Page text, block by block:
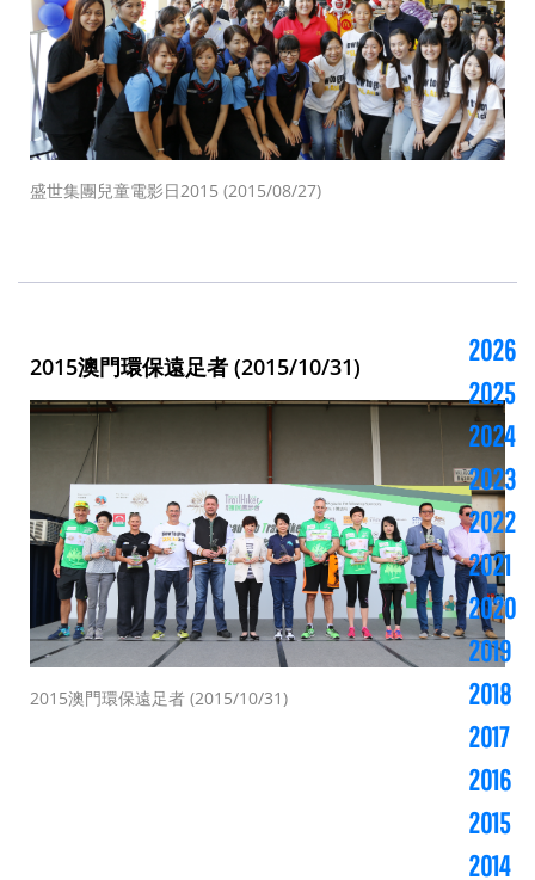
盛世集團兒童電影日2015 (2015/08/27)
2015澳門環保遠足者 (2015/10/31)
2015澳門環保遠足者 (2015/10/31)
2026
2025
2024
2023
2022
2021
2020
2019
2018
2017
2016
2015
2014